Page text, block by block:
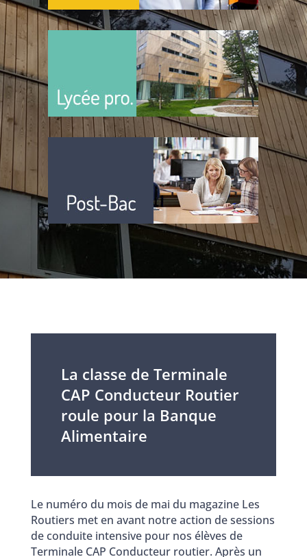
La classe de Terminale
CAP Conducteur Routier
roule pour la Banque
Alimentaire
Le numéro du mois de mai du magazine Les
Routiers met en avant notre action de sessions
de conduite intensive pour nos élèves de
Terminale CAP Conducteur routier. Après un